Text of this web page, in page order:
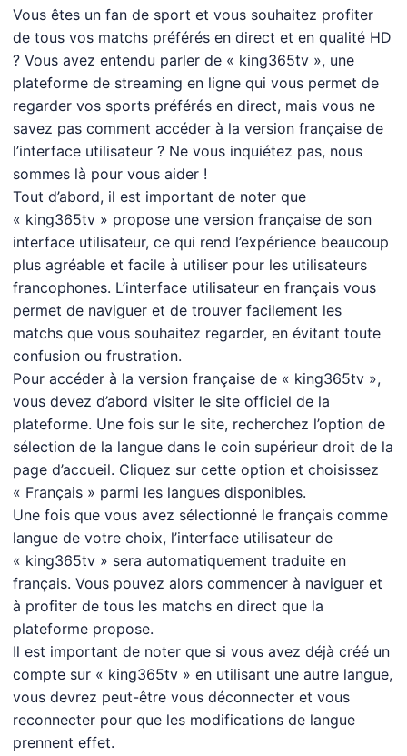
Vous êtes un fan de sport et vous souhaitez profiter
de tous vos matchs préférés en direct et en qualité HD
? Vous avez entendu parler de « king365tv », une
plateforme de streaming en ligne qui vous permet de
regarder vos sports préférés en direct, mais vous ne
savez pas comment accéder à la version française de
l’interface utilisateur ? Ne vous inquiétez pas, nous
sommes là pour vous aider !
Tout d’abord, il est important de noter que
« king365tv » propose une version française de son
interface utilisateur, ce qui rend l’expérience beaucoup
plus agréable et facile à utiliser pour les utilisateurs
francophones. L’interface utilisateur en français vous
permet de naviguer et de trouver facilement les
matchs que vous souhaitez regarder, en évitant toute
confusion ou frustration.
Pour accéder à la version française de « king365tv »,
vous devez d’abord visiter le site officiel de la
plateforme. Une fois sur le site, recherchez l’option de
sélection de la langue dans le coin supérieur droit de la
page d’accueil. Cliquez sur cette option et choisissez
« Français » parmi les langues disponibles.
Une fois que vous avez sélectionné le français comme
langue de votre choix, l’interface utilisateur de
« king365tv » sera automatiquement traduite en
français. Vous pouvez alors commencer à naviguer et
à profiter de tous les matchs en direct que la
plateforme propose.
Il est important de noter que si vous avez déjà créé un
compte sur « king365tv » en utilisant une autre langue,
vous devrez peut-être vous déconnecter et vous
reconnecter pour que les modifications de langue
prennent effet.